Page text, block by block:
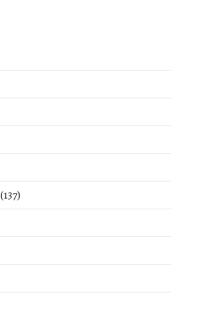
(137)